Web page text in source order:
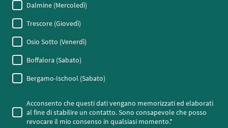
Dalmine (Mercoledì)
Trescore (Giovedì)
Osio Sotto (Venerdì)
Boffalora (Sabato)
Bergamo-Ischool (Sabato)
Acconsento che questi dati vengano memorizzati ed elaborati
al fine di stabilire un contatto. Sono consapevole che posso
revocare il mio consenso in qualsiasi momento.*